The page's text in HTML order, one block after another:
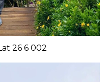
26 6 002